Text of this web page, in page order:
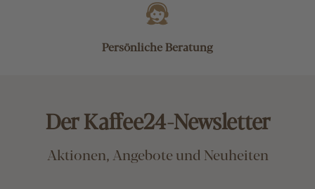
Persönliche Beratung
Der Kaffee24-Newsletter
Aktionen, Angebote und Neuheiten